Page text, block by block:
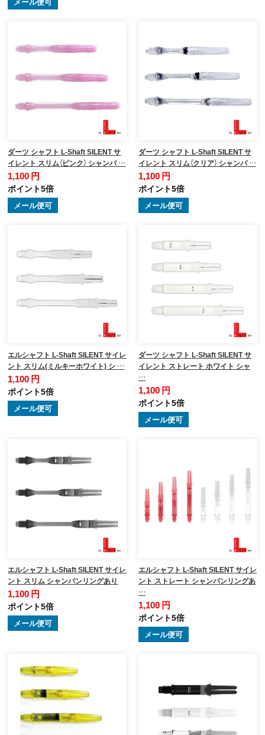
ダーツ シャフト L-Shaft SILENT サ
イレント スリム（ピンク） シャンパ …
1,100 円
ポイント5倍
メール便可
ダーツ シャフト L-Shaft SILENT サ
イレント スリム（クリア） シャンパ …
1,100 円
ポイント5倍
メール便可
エルシャフト L-Shaft SILENT サイレ
ント スリム(ミルキーホワイト) シ …
1,100 円
ポイント5倍
メール便可
ダーツ シャフト L-Shaft SILENT サ
イレント ストレート ホワイト シャ
…
1,100 円
ポイント5倍
メール便可
エルシャフト L-Shaft SILENT サイレ
ント スリム シャンパンリングあり
1,100 円
ポイント5倍
メール便可
エルシャフト L-Shaft SILENT サイレ
ント ストレート シャンパンリングあ
…
1,100 円
ポイント5倍
メール便可